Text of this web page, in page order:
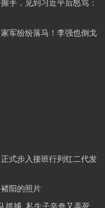
手，见到习近平后怒骂：
军纷纷落马！李强也倒戈
式步入接班行列红二代发
阳的照片
抓捕, 私生子辛奇又弄死